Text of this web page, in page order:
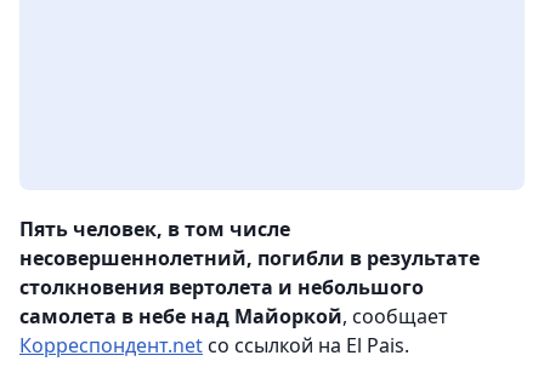
Пять человек, в том числе
несовершеннолетний, погибли в результате
столкновения вертолета и небольшого
самолета в небе над Майоркой, сообщает
Корреспондент.netсо ссылкой на El Pais.